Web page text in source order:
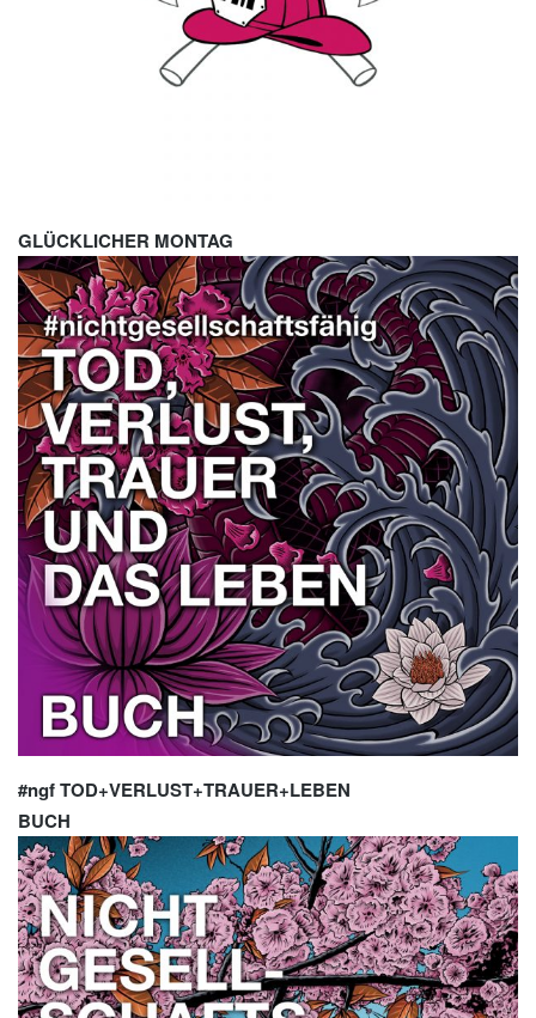
GLÜCKLICHER MONTAG
#ngf TOD+VERLUST+TRAUER+LEBEN
BUCH